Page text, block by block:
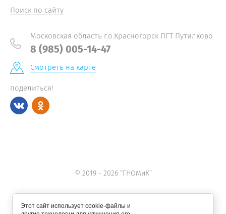
Поиск по сайту
Московская область г.о.Красногорск ПГТ Путилково
8 (985) 005-14-47
Смотреть на карте
поделиться!
© 2019 - 2026 “ГНОМиК”
Этот сайт использует cookie-файлы и